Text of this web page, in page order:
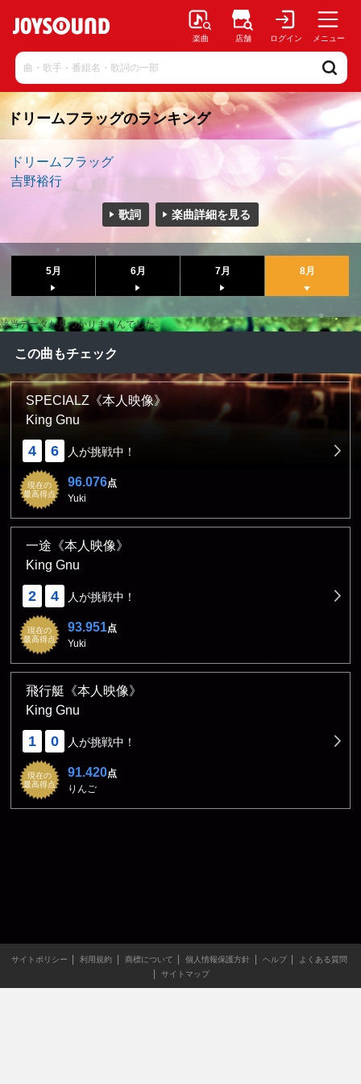
楽曲 店舗 ログイン メニュー
ドリームフラッグのランキング
ドリームフラッグ
吉野裕行
歌詞 楽曲詳細を見る
5月 6月 7月 8月
該当データが見つかりませんでした。
この曲もチェック
SPECIALZ《本人映像》
King Gnu
4 6 人が挑戦中！
現在の
最高得点
96.076点
Yuki
一途《本人映像》
King Gnu
2 4 人が挑戦中！
現在の
最高得点
93.951点
Yuki
飛行艇《本人映像》
King Gnu
1 0 人が挑戦中！
現在の
最高得点
91.420点
りんご
サイトポリシー 利用規約 商標について 個人情報保護方針 ヘルプ
よくある質問
サイトマップ